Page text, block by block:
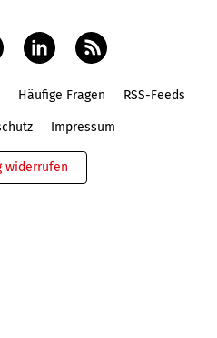
Häufige Fragen RSS-Feeds
Impressum
widerrufen